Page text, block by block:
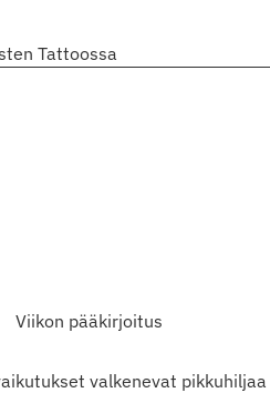
Tattoossa
Viikon pääkirjoitus
valkenevat pikkuhiljaa